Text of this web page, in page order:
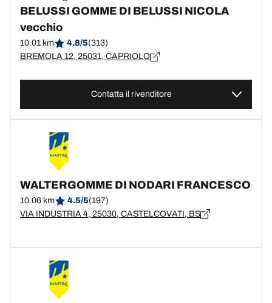
BELUSSI GOMME DI BELUSSI NICOLA
vecchio
10.01 km 4.8/5(313)
BREMOLA 12, 25031, CAPRIOLO
Contatta il rivenditore
WALTERGOMME DI NODARI FRANCESCO
10.06 km 4.5/5(197)
VIA INDUSTRIA 4, 25030, CASTELCOVATI, BS